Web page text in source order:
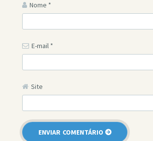
Nome *
E-mail *
Site